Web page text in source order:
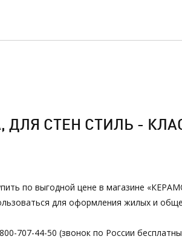
СТЕН СТИЛЬ -
по выгодной цене в магазине
для оформления жилых и
707-44-50 (звонок по России